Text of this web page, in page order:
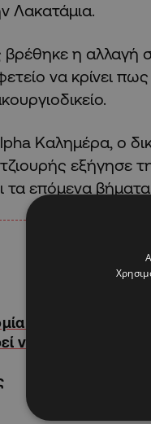
Λακατάμια.
βρέθηκε η αλλαγή
να κρίνει
Καλημέρα, ο
εξήγησε
τα επόμενα
ο
να